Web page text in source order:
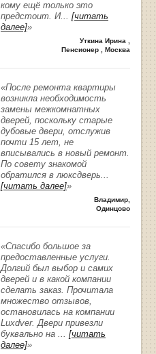
кому ещё только это
предстоит. И... [читать
далее]»
Уткина Ирина ,
Пенсионер , Москва
«После ремонта квартиры
возникла необходимость
замены межкомнатных
дверей, поскольку старые
дубовые двери, отслужив
почти 15 лет, не
вписывались в новый ремонт.
По совету знакомой
обратился в люксдверь...
[читать далее]»
Владимир,
Одинцово
«Спасибо большое за
предоставленные услуги.
Долгий был выбор и самих
дверей и в какой компании
сделать заказ. Прочитала
множество отзывов,
остановилась на компании
Luxdver. Двери привезли
буквально на ... [читать
далее]»